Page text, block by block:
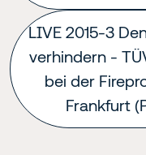
LIVE 2015-3
verhindern -
bei der
Frankfurt